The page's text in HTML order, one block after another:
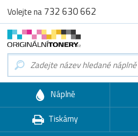
Volejte na732 630 662
Náplně
Tiskárny